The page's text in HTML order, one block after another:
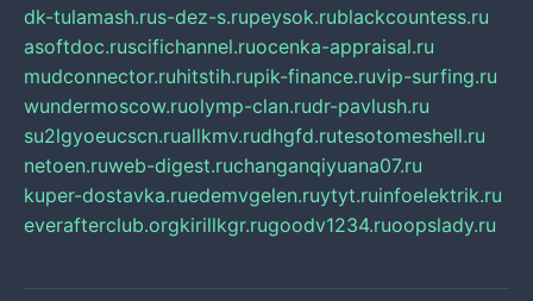
dk-tulamash.rus-dez-s.rupeysok.rublackcountess.ru
asoftdoc.ruscifichannel.ruocenka-appraisal.ru
mudconnector.ruhitstih.rupik-finance.ruvip-surfing.ru
wundermoscow.ruolymp-clan.rudr-pavlush.ru
su2lgyoeucscn.ruallkmv.rudhgfd.rutesotomeshell.ru
netoen.ruweb-digest.ruchanganqiyuana07.ru
kuper-dostavka.ruedemvgelen.ruytyt.ruinfoelektrik.ru
everafterclub.orgkirillkgr.rugoodv1234.ruoopslady.ru